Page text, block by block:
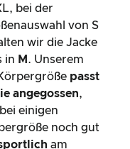
bei der
von S
wir die Jacke
in M . Unserem
passt
angegossen,
einigen
noch gut
am